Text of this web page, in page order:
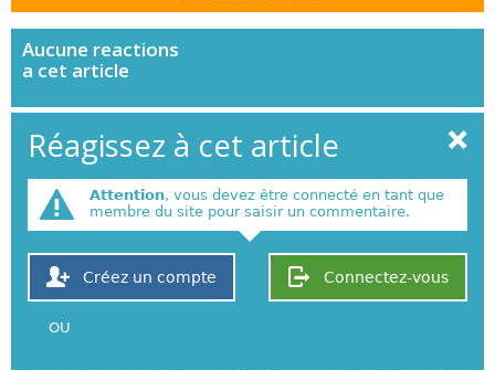
Aucune reactions
a cet article
Réagissez à cet article
Attention, vous devez être connecté en tant que
membre du site pour saisir un commentaire.
Connectez-vous
Créez un compte
OU